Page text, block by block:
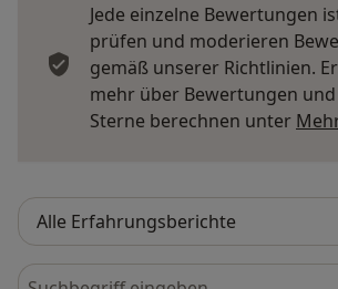
Jede einzelne Bewertungen
prüfen und moderieren
gemäß unserer Richtlinien.
mehr über Bewertungen
Sterne berechnen unter
Bewertungen durchsuchen